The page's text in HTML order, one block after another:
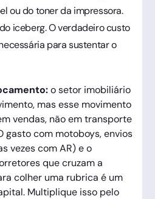
ou do toner da impressora.
iceberg. O verdadeiro custo
para sustentar o
o setor imobiliário
mas esse movimento
vendas, não em transporte
gasto com motoboys, envios
vezes com AR) e o
que cruzam a
colher uma rubrica é um
Multiplique isso pelo